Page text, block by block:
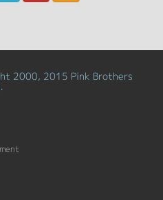
2000, 2015 Pink Brothers